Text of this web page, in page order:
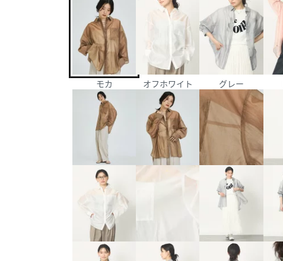
モカ オフホワイト グレー